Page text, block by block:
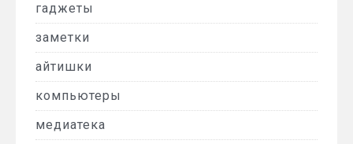
гаджеты
заметки
айтишки
компьютеры
медиатека